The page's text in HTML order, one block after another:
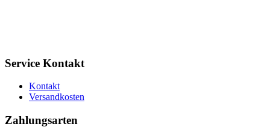
Service Kontakt
Kontakt
Versandkosten
Zahlungsarten